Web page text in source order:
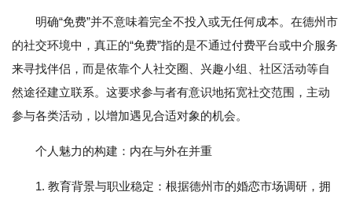
明确“免费”并不意味着完全不投入或无任何成本。在德州市
的社交环境中，真正的“免费”指的是不通过付费平台或中介服务
来寻找伴侣，而是依靠个人社交圈、兴趣小组、社区活动等自
然途径建立联系。这要求参与者有意识地拓宽社交范围，主动
参与各类活动，以增加遇见合适对象的机会。
个人魅力的构建：内在与外在并重
1. 教育背景与职业稳定：根据德州市的婚恋市场调研，拥